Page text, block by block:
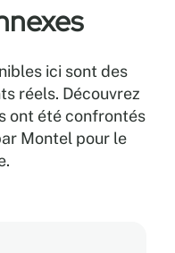
ici sont des
réels. Découvrez
ont été confrontés
Montel pour le